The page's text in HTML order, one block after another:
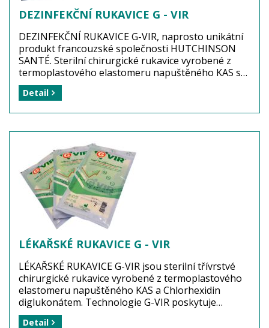
DEZINFEKČNÍ RUKAVICE G - VIR
DEZINFEKČNÍ RUKAVICE G-VIR, naprosto unikátní
produkt francouzské společnosti HUTCHINSON
SANTÉ. Sterilní chirurgické rukavice vyrobené z
termoplastového elastomeru napuštěného KAS s
Chlorhexidin diglukonátem. V případě nehody,
propíchnutí jehlou či proříznutí skalpelem, rukavice
rukavice poskytující BEZPEČÍ LÉKAŘSKÉMU
PERSONÁLU. Rukavice G-VIR doporučujeme
zdravotnickému personálu používat u rizikových
pacientů.
Výrobce: HUTCHINSON SANTÉ FRANCE
Balení: 1 pár (dezinfekční rukavice)
Dostupnost: zboží je skladem ...
Detail
LÉKAŘSKÉ RUKAVICE G - VIR
LÉKAŘSKÉ RUKAVICE G-VIR jsou sterilní třívrstvé
chirurgické rukavice vyrobené z termoplastového
elastomeru napuštěného KAS a Chlorhexidin
diglukonátem. Technologie G-VIR poskytuje
MAXIMÁLNÍ BEZPEČÍ PERSONÁLU v případě
Detail